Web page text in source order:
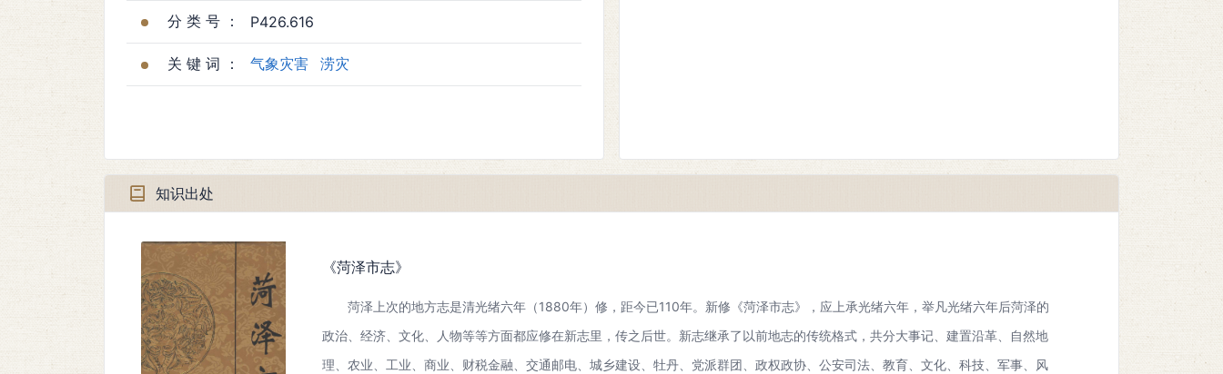
分类号： P426.616
关键词： 气象灾害 涝灾
知识出处
《菏泽市志》
菏泽上次的地方志是清光绪六年（1880年）修，距今已110年。新修《菏泽市志》，应上承光绪六年，举凡光绪六年后菏泽的
政治、经济、文化、人物等等方面都应修在新志里，传之后世。新志继承了以前地志的传统格式，共分大事记、建置沿革、自然地
理、农业、工业、商业、财税金融、交通邮电、城乡建设、牡丹、党派群团、政权政协、公安司法、教育、文化、科技、军事、风